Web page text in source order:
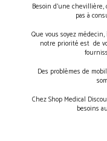
Besoin d’une
pas à
Que vous soyez
notre priorité est de
Des problèmes de
Chez Shop Medical
besoins